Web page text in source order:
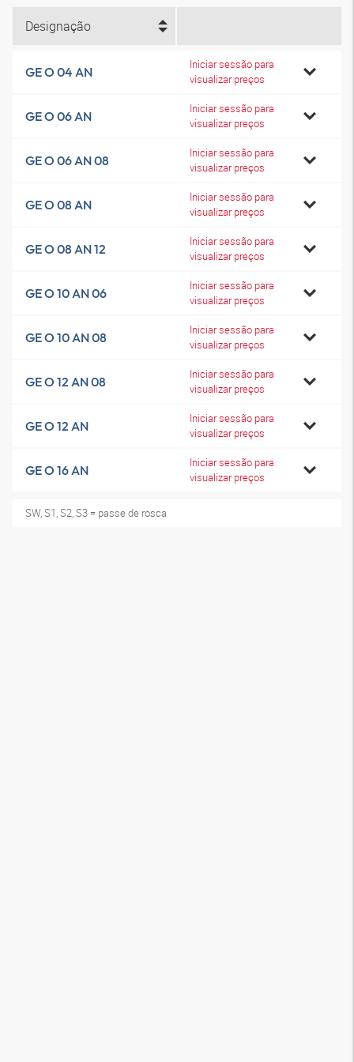
Designação
GE O 04 AN
Iniciar sessão para
visualizar preços
GE O 06 AN
Iniciar sessão para
visualizar preços
GE O 06 AN 08
Iniciar sessão para
visualizar preços
GE O 08 AN
Iniciar sessão para
visualizar preços
GE O 08 AN 12
Iniciar sessão para
visualizar preços
GE O 10 AN 06
Iniciar sessão para
visualizar preços
GE O 10 AN 08
Iniciar sessão para
visualizar preços
GE O 12 AN 08
Iniciar sessão para
visualizar preços
GE O 12 AN
Iniciar sessão para
visualizar preços
GE O 16 AN
Iniciar sessão para
visualizar preços
SW, S1, S2, S3 = passe de rosca